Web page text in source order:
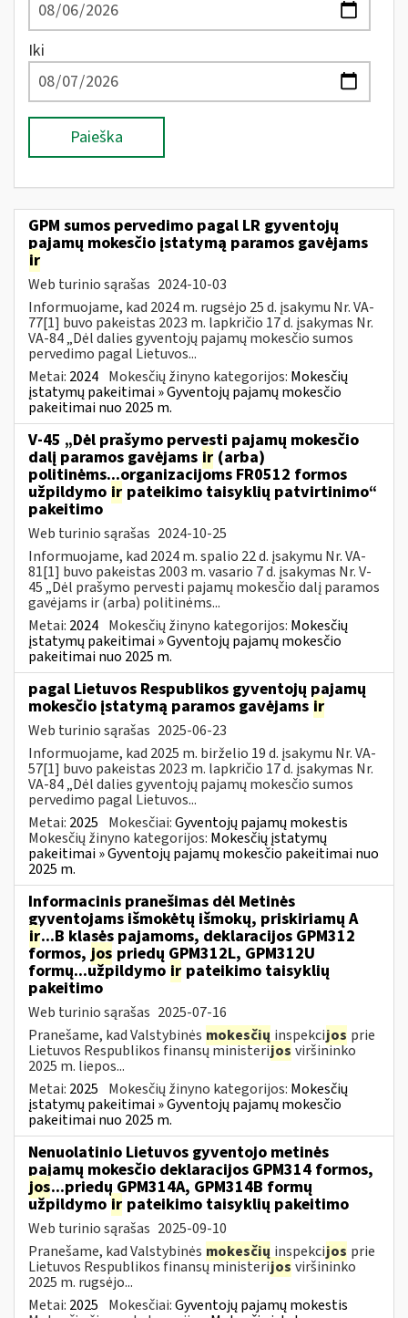
Iki
Paieška
GPM sumos pervedimo pagal LR gyventojų
pajamų mokesčio įstatymą paramos gavėjams
ir
Web turinio sąrašas 2024-10-03
Informuojame, kad 2024 m. rugsėjo 25 d. įsakymu Nr. VA-
77[1] buvo pakeistas 2023 m. lapkričio 17 d. įsakymas Nr.
VA-84 „Dėl dalies gyventojų pajamų mokesčio sumos
pervedimo pagal Lietuvos...
Metai: 2024 Mokesčių žinyno kategorijos: Mokesčių
įstatymų pakeitimai » Gyventojų pajamų mokesčio
pakeitimai nuo 2025 m.
V-45 „Dėl prašymo pervesti pajamų mokesčio
dalį paramos gavėjams ir (arba)
politinėms...organizacijoms FR0512 formos
užpildymo ir pateikimo taisyklių patvirtinimo“
pakeitimo
Web turinio sąrašas 2024-10-25
Informuojame, kad 2024 m. spalio 22 d. įsakymu Nr. VA-
81[1] buvo pakeistas 2003 m. vasario 7 d. įsakymas Nr. V-
45 „Dėl prašymo pervesti pajamų mokesčio dalį paramos
gavėjams ir (arba) politinėms...
Metai: 2024 Mokesčių žinyno kategorijos: Mokesčių
įstatymų pakeitimai » Gyventojų pajamų mokesčio
pakeitimai nuo 2025 m.
pagal Lietuvos Respublikos gyventojų pajamų
mokesčio įstatymą paramos gavėjams ir
Web turinio sąrašas 2025-06-23
Informuojame, kad 2025 m. birželio 19 d. įsakymu Nr. VA-
57[1] buvo pakeistas 2023 m. lapkričio 17 d. įsakymas Nr.
VA-84 „Dėl dalies gyventojų pajamų mokesčio sumos
pervedimo pagal Lietuvos...
Metai: 2025 Mokesčiai:Gyventojų pajamų mokestis
Mokesčių žinyno kategorijos: Mokesčių įstatymų
pakeitimai » Gyventojų pajamų mokesčio pakeitimai nuo
2025 m.
Informacinis pranešimas dėl Metinės
gyventojams išmokėtų išmokų, priskiriamų A
ir...B klasės pajamoms, deklaracijos GPM312
formos, jos priedų GPM312L, GPM312U
formų...užpildymo ir pateikimo taisyklių
pakeitimo
Web turinio sąrašas 2025-07-16
Pranešame, kad Valstybinės mokesčių inspekcijos prie
Lietuvos Respublikos finansų ministerijos viršininko
2025 m. liepos...
Metai: 2025 Mokesčių žinyno kategorijos: Mokesčių
įstatymų pakeitimai » Gyventojų pajamų mokesčio
pakeitimai nuo 2025 m.
Nenuolatinio Lietuvos gyventojo metinės
pajamų mokesčio deklaracijos GPM314 formos,
jos...priedų GPM314A, GPM314B formų
užpildymo ir pateikimo taisyklių pakeitimo
Web turinio sąrašas 2025-09-10
Pranešame, kad Valstybinės mokesčių inspekcijos prie
Lietuvos Respublikos finansų ministerijos viršininko
2025 m. rugsėjo...
Metai: 2025 Mokesčiai:Gyventojų pajamų mokestis